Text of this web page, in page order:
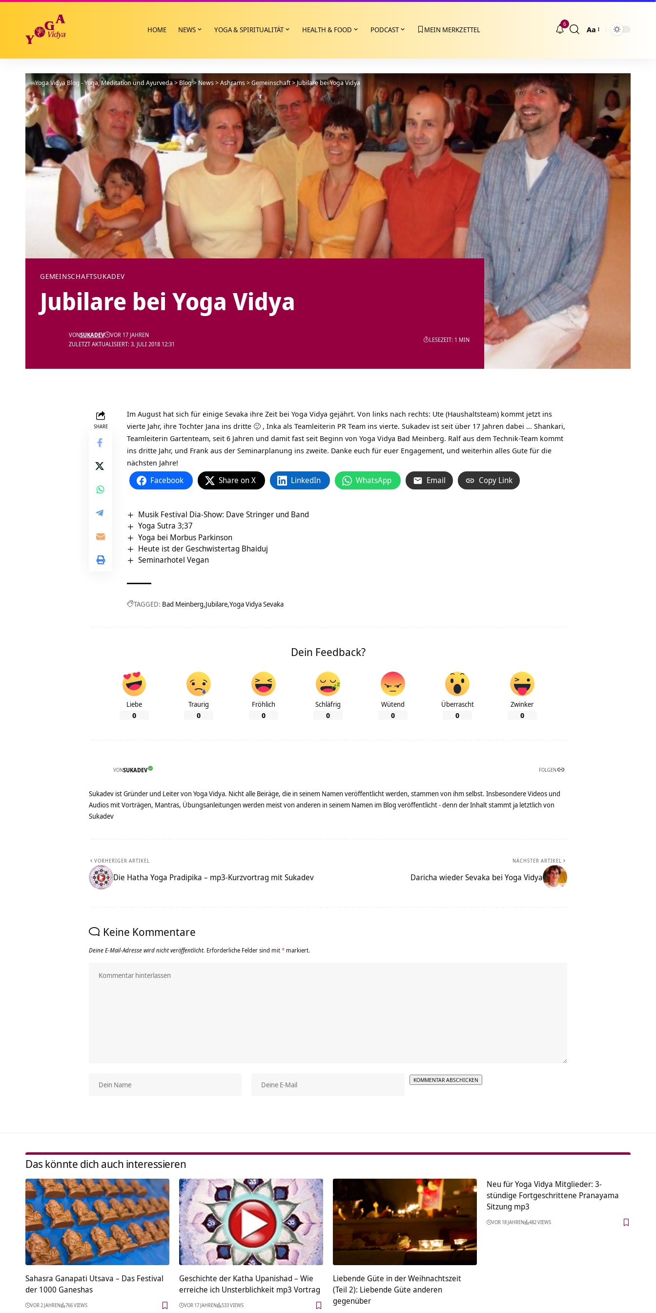
HOME NEWS YOGA & SPIRITUALITÄT HEALTH & FOOD PODCAST MEIN MERKZETTEL
6
Größenänderung
Aa
Yoga Vidya Blog - Yoga, Meditation und Ayurveda> Blog> News>Ashrams>Gemeinschaft>Jubilare bei Yoga Vidya
GEMEINSCHAFTSUKADEV
Jubilare bei Yoga Vidya
ZULETZT AKTUALISIERT: 3. JULI 2018 12:31
VONSUKADEV VOR 17 JAHREN
LESEZEIT: 1 MIN
SHARE
Im August hat sich für einige Sevaka ihre Zeit bei Yoga Vidya gejährt. Von links nach rechts: Ute (Haushaltsteam) kommt jetzt ins
vierte Jahr, ihre Tochter Jana ins dritte 🙂 , Inka als Teamleiterin PR Team ins vierte. Sukadev ist seit über 17 Jahren dabei … Shankari,
Teamleiterin Gartenteam, seit 6 Jahren und damit fast seit Beginn von Yoga Vidya Bad Meinberg. Ralf aus dem Technik-Team kommt
ins dritte Jahr, und Frank aus der Seminarplanung ins zweite. Danke euch für euer Engagement, und weiterhin alles Gute für die
nächsten Jahre!
Facebook Share on X LinkedIn WhatsApp Email Copy Link
Musik Festival Dia-Show: Dave Stringer und Band
Yoga Sutra 3;37
Yoga bei Morbus Parkinson
Heute ist der Geschwistertag Bhaiduj
Seminarhotel Vegan
TAGGED: Bad Meinberg Jubilare Yoga Vidya Sevaka
Dein Feedback?
Liebe
0
Traurig
0
Fröhlich
0
Schläfrig
0
Wütend
0
Überrascht
0
Zwinker
0
VONSUKADEV FOLGEN
Sukadev ist Gründer und Leiter von Yoga Vidya. Nicht alle Beiräge, die in seinem Namen veröffentlicht werden, stammen von ihm selbst. Insbesondere Videos und
Audios mit Vorträgen, Mantras, Übungsanleitungen werden meist von anderen in seinem Namen im Blog veröffentlicht - denn der Inhalt stammt ja letztlich von
Sukadev
VORHERIGER ARTIKEL
Die Hatha Yoga Pradipika – mp3-Kurzvortrag mit Sukadev
NÄCHSTER ARTIKEL
Daricha wieder Sevaka bei Yoga Vidya
Keine Kommentare
Deine E-Mail-Adresse wird nicht veröffentlicht. Erforderliche Felder sind mit* markiert.
Das könnte dich auch interessieren
Sahasra Ganapati Utsava – Das Festival
der 1000 Ganeshas
VOR 2 JAHREN 766 VIEWS
Geschichte der Katha Upanishad – Wie
erreiche ich Unsterblichkeit mp3 Vortrag
VOR 17 JAHREN 533 VIEWS
Liebende Güte in der Weihnachtszeit
(Teil 2): Liebende Güte anderen
gegenüber
Neu für Yoga Vidya Mitglieder: 3-
stündige Fortgeschrittene Pranayama
Sitzung mp3
VOR 18 JAHREN 482 VIEWS